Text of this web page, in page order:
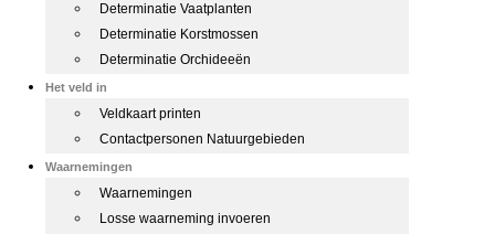
Determinatie Vaatplanten
Determinatie Korstmossen
Determinatie Orchideeën
Het veld in
Veldkaart printen
Contactpersonen Natuurgebieden
Waarnemingen
Waarnemingen
Losse waarneming invoeren